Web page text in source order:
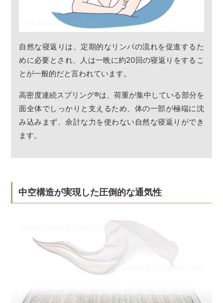
自然な寝返りは、定期的なリンパの流れを促進するた
めに必要とされ、人は一晩に約20回の寝返りをするこ
とが一般的だと言われています。
高密度連続スプリング®は、荷重が集中している部分を
面全体でしっかりと支えるため、体の一部が極端に沈
み込みまず、余計な力を使わない自然な寝返りができ
ます。
中空構造が実現した圧倒的な通気性